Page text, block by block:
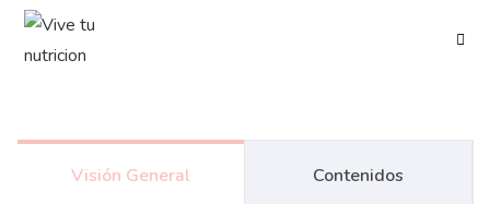
Visión General Contenidos